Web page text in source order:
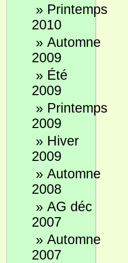
» Printemps
2010
» Automne
2009
» Été
2009
» Printemps
2009
» Hiver
2009
» Automne
2008
» AG déc
2007
» Automne
2007